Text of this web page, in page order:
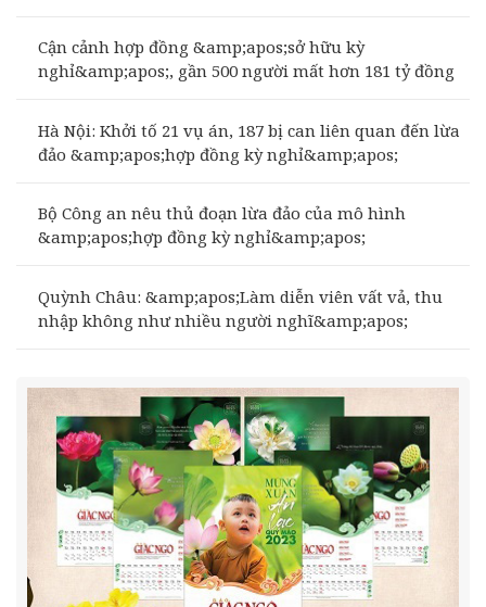
Cận cảnh hợp đồng &amp;apos;sở hữu kỳ
nghỉ&amp;apos;, gần 500 người mất hơn 181 tỷ đồng
Hà Nội: Khởi tố 21 vụ án, 187 bị can liên quan đến lừa
đảo &amp;apos;hợp đồng kỳ nghỉ&amp;apos;
Bộ Công an nêu thủ đoạn lừa đảo của mô hình
&amp;apos;hợp đồng kỳ nghỉ&amp;apos;
Quỳnh Châu: &amp;apos;Làm diễn viên vất vả, thu
nhập không như nhiều người nghĩ&amp;apos;